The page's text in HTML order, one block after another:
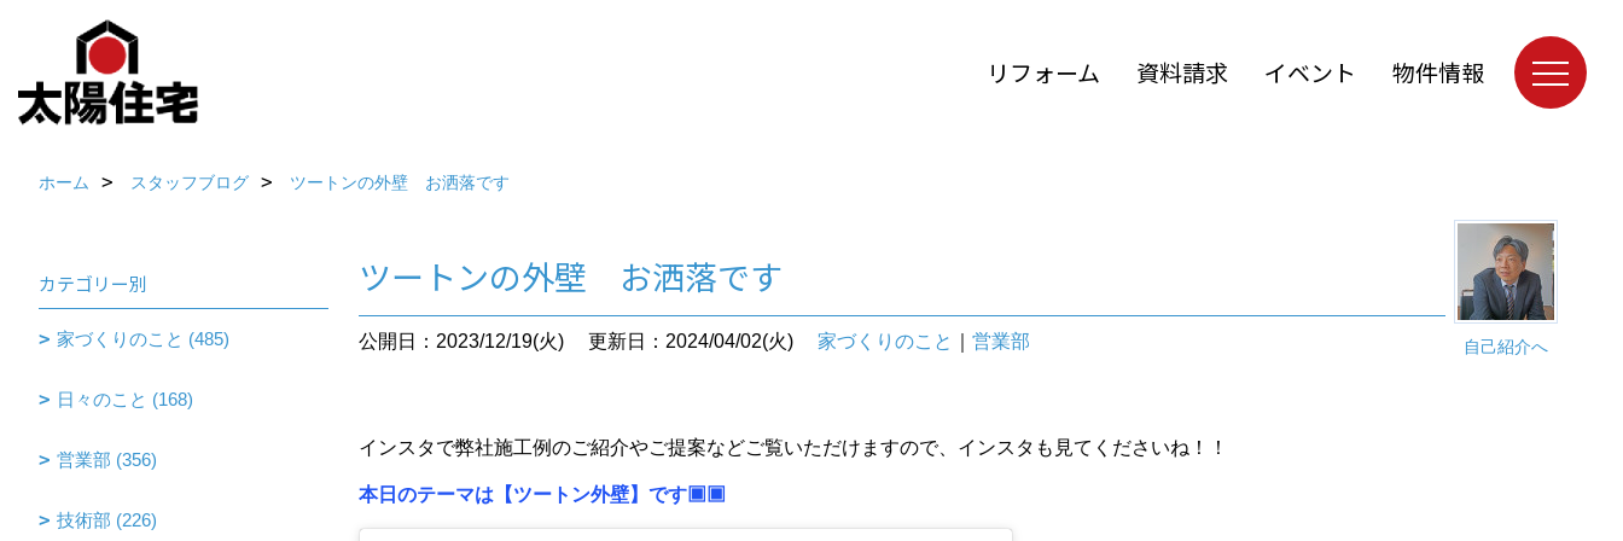
リフォーム 資料請求 イベント 物件情報
ホーム スタッフブログ ツートンの外壁 お洒落です
自己紹介へ
ツートンの外壁 お洒落です
公開日：2023/12/19(火) 更新日：2024/04/02(火) 家づくりのこと 営業部
インスタで弊社施工例のご紹介やご提案などご覧いただけますので、インスタも見てくださいね！！
本日のテーマは【ツートン外壁】です▣▣
カテゴリー別
家づくりのこと (485)
日々のこと (168)
営業部 (356)
技術部 (226)